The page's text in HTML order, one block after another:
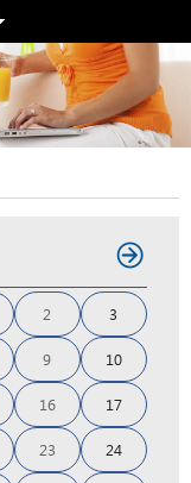
2 3
9 10
16 17
23 24